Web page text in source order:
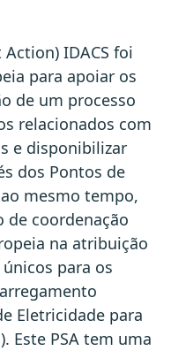
IDACS foi
para apoiar os
de um processo
relacionados com
e disponibilizar
dos Pontos de
mesmo tempo,
de coordenação
na atribuição
para os
Eletricidade para
Este PSA tem uma